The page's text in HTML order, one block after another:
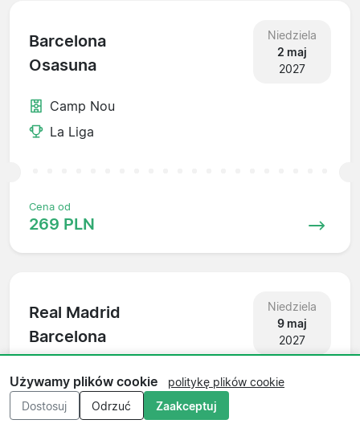
Barcelona
Osasuna
Niedziela
2 maj
2027
Camp Nou
La Liga
Cena od
269 PLN
Real Madrid
Barcelona
Niedziela
9 maj
2027
Santiago Bernabéu
La Liga
Używamy plików cookie
politykę plików cookie
Dostosuj
Odrzuć Zaakceptuj